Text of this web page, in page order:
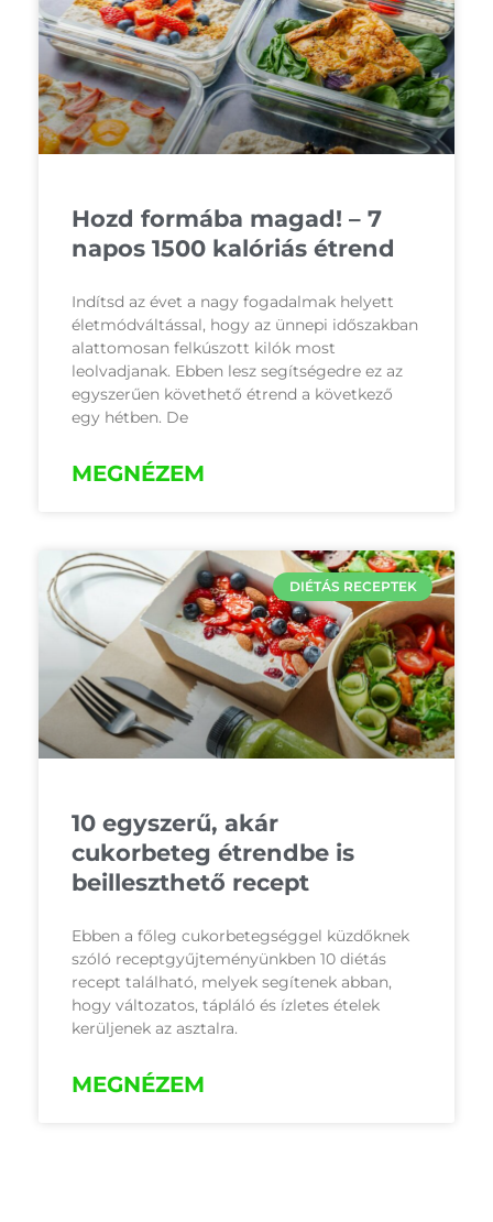
Hozd formába magad! – 7
napos 1500 kalóriás étrend
Indítsd az évet a nagy fogadalmak helyett
életmódváltással, hogy az ünnepi időszakban
alattomosan felkúszott kilók most
leolvadjanak. Ebben lesz segítségedre ez az
egyszerűen követhető étrend a következő
egy hétben. De
MEGNÉZEM
DIÉTÁS RECEPTEK
10 egyszerű, akár
cukorbeteg étrendbe is
beilleszthető recept
Ebben a főleg cukorbetegséggel küzdőknek
szóló receptgyűjteményünkben 10 diétás
recept található, melyek segítenek abban,
hogy változatos, tápláló és ízletes ételek
kerüljenek az asztalra.
MEGNÉZEM